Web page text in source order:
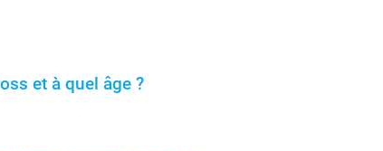
et à quel âge ?